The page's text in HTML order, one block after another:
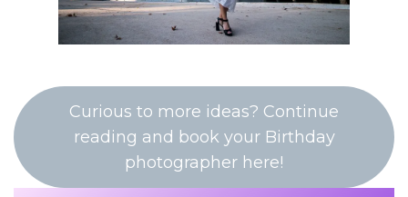
Curious to more ideas? Continue
reading and book your Birthday
photographer here!